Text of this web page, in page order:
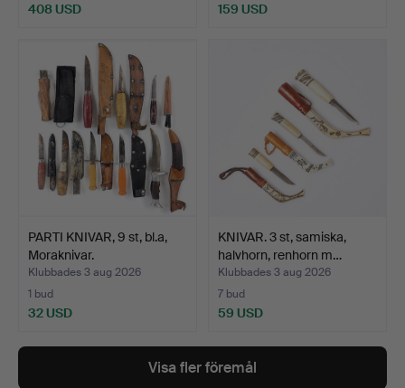
408 USD 159 USD
PARTI KNIVAR, 9 st, bl.a,
Moraknivar.
Klubbades 3 aug 2026
1 bud
32 USD
KNIVAR. 3 st, samiska,
halvhorn, renhorn m…
Klubbades 3 aug 2026
7 bud
59 USD
Visa fler föremål